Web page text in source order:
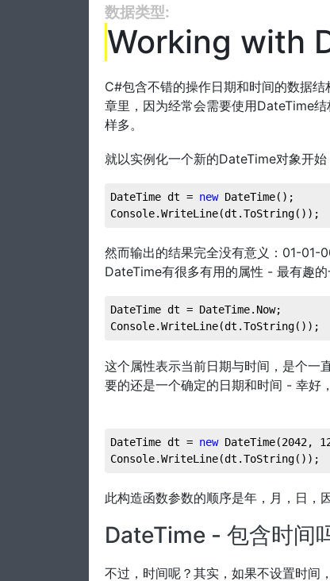
数据类型:
Working with
C#包含不错的操作日期和时间的数据
章里，因为经常会需要使用DateTime
样多。
就以实例化一个新的DateTime对象开始
DateTime dt = new DateTime();
Console.WriteLine(dt.ToString());
然而输出的结果完全没有意义：01-
DateTime有很多有用的属性 - 最有趣
DateTime dt = DateTime.Now;
Console.WriteLine(dt.ToString());
这个属性表示当前日期与时间，是个一
要的还是一个确定的日期和时间 - 幸好
DateTime dt = new DateTime(2042,
Console.WriteLine(dt.ToString());
此构造函数参数的顺序是年，月，日，
DateTime - 包含时间
不过，时间呢？其实，如果不设置时间